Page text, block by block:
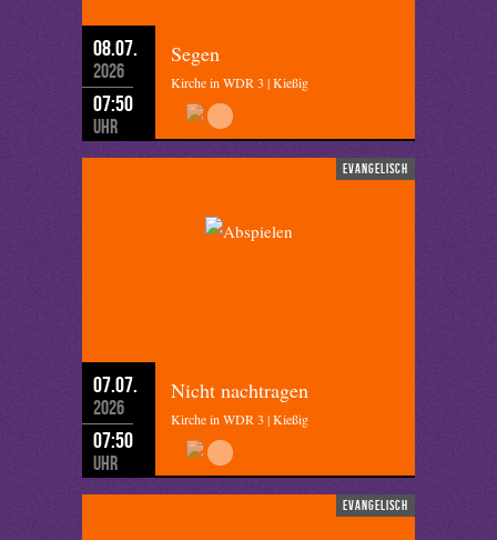
08.07.
2026
07:50
Uhr
Segen
Kirche in WDR 3 | Kießig
evangelisch
07.07.
2026
07:50
Uhr
Nicht nachtragen
Kirche in WDR 3 | Kießig
evangelisch